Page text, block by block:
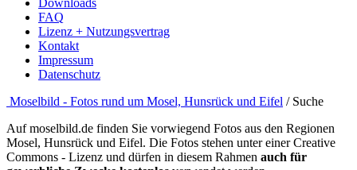
Downloads
FAQ
Lizenz + Nutzungsvertrag
Kontakt
Impressum
Datenschutz
Moselbild - Fotos rund um Mosel, Hunsrück und Eifel / Suche
Auf moselbild.de finden Sie vorwiegend Fotos aus den Regionen
Mosel, Hunsrück und Eifel. Die Fotos stehen unter einer Creative
Commons - Lizenz und dürfen in diesem Rahmen auch für